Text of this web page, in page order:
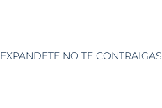
EXPANDETE NO TE CONTRAIGAS